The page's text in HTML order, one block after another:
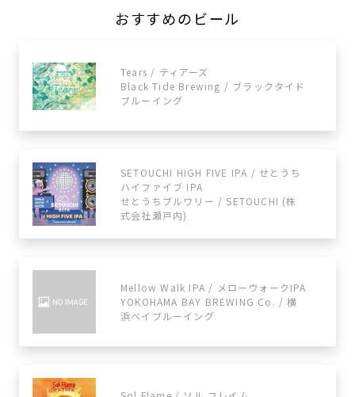
おすすめのビール
Tears / ティアーズ
Black Tide Brewing / ブラックタイド
ブルーイング
SETOUCHI HIGH FIVE IPA / せとうち
ハイファイブ IPA
せとうちブルワリー / SETOUCHI (株
式会社瀬戸内)
Mellow Walk IPA / メローウォークIPA
YOKOHAMA BAY BREWING Co. / 横
浜ベイブルーイング